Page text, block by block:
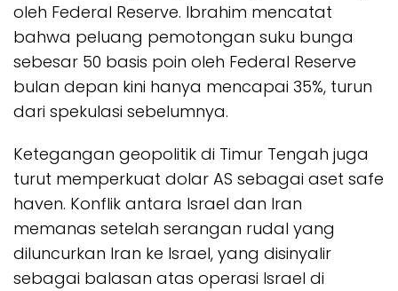
oleh Federal Reserve. Ibrahim mencatat
bahwa peluang pemotongan suku bunga
sebesar 50 basis poin oleh Federal Reserve
bulan depan kini hanya mencapai 35%, turun
dari spekulasi sebelumnya.
Ketegangan geopolitik di Timur Tengah juga
turut memperkuat dolar AS sebagai aset safe
haven. Konflik antara Israel dan Iran
memanas setelah serangan rudal yang
diluncurkan Iran ke Israel, yang disinyalir
sebagai balasan atas operasi Israel di